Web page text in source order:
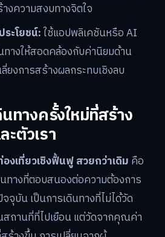
งความสงบทางจิตใจ
ระโยชน์:ใช้แอปพลิเคชันหรือ AI
ทางให้สอดคล้องกับค่านิยมด้าน
ยงการสร้างผลกระทบเชิงลบ
ทางครั้งใหม่ที่สร้าง
ตัวเรา
งเที่ยวเชิงฟื้นฟู สวยกว่าเดิม คือ
ทางที่ตอบสนองต่อความต้องการ
จุบัน เป็นการเดินทางที่ไม่ได้วัด
สถานที่ที่ไปเยือน แต่วัดจากคุณค่า